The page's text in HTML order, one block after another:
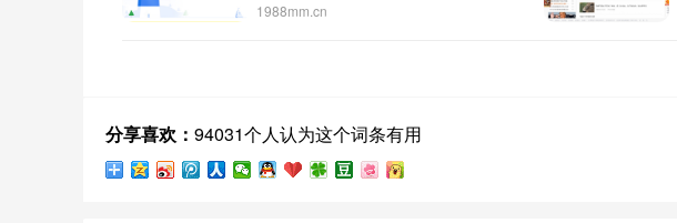
不同的需求和预算。
1988mm.cn
分享喜欢： 94031个人认为这个词条有用